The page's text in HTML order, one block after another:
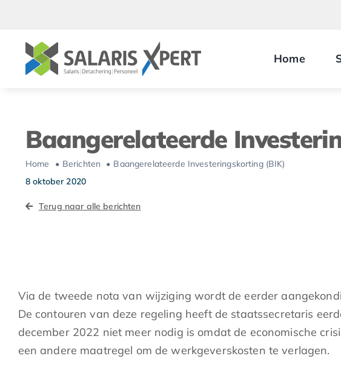
inhoud
Home
Baangerelateerde
Home Berichten
Baangerelateerde Investeringskorting (BIK)
8 oktober 2020
Terug naar alle berichten
Via de tweede nota van wijziging wordt de eerder
De contouren van deze regeling heeft de staatssecretaris
december 2022 niet meer nodig is omdat de economische
een andere maatregel om de werkgeverskosten te verlagen.